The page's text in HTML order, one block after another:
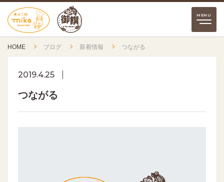
HOME ブログ 新着情報 つながる
2019.4.25
つながる